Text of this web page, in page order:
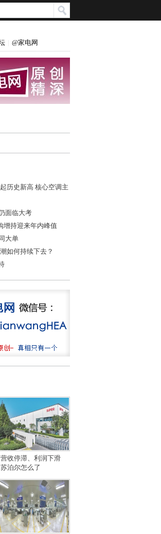
@家电网
历史新高 核心空调主
面临大考
增持迎来年内峰值
大单
如何持续下去？
营收停滞、利润下滑
苏泊尔怎么了